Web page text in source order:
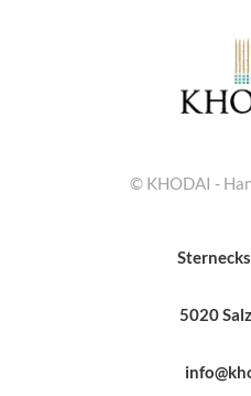
© KHODAI -
5020